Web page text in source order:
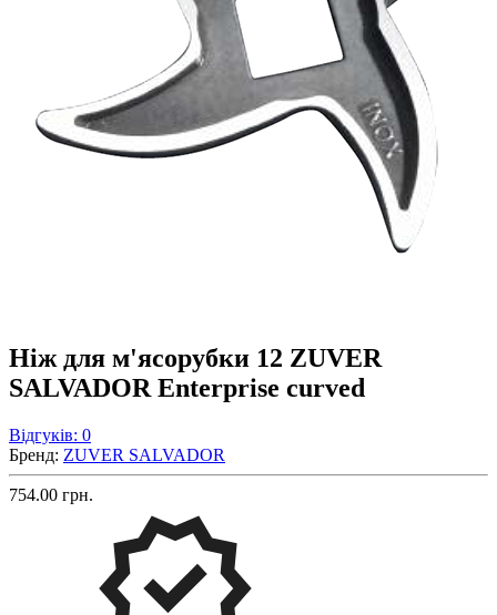
Ніж для м'ясорубки 12 ZUVER
SALVADOR Enterprise curved
Відгуків: 0
Бренд: ZUVER SALVADOR
754.00 грн.